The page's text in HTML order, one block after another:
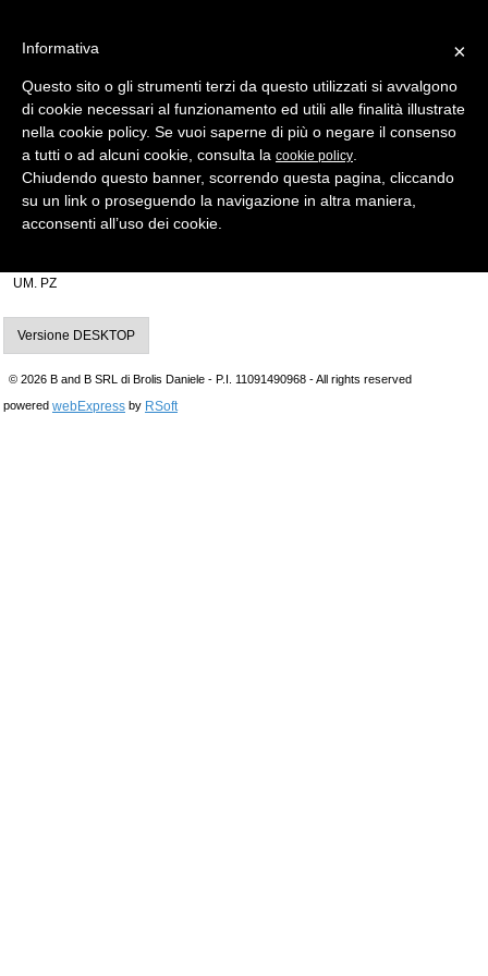
Indietro
INSERTO X TESTA ELETTRONICA > MARCHE AUTO ASSORTITE
inserto chiave ssy3mh per testa elettronica mh
UM. PZ
Versione DESKTOP
© 2026 B and B SRL di Brolis Daniele - P.I. 11091490968 - All rights reserved
powered webExpress by RSoft
×
Informativa
Questo sito o gli strumenti terzi da questo utilizzati si avvalgono
di cookie necessari al funzionamento ed utili alle finalità illustrate
nella cookie policy. Se vuoi saperne di più o negare il consenso
a tutti o ad alcuni cookie, consulta la cookie policy
Chiudendo questo banner, scorrendo questa pagina, cliccando
su un link o proseguendo la navigazione in altra maniera,
acconsenti all’uso dei cookie.